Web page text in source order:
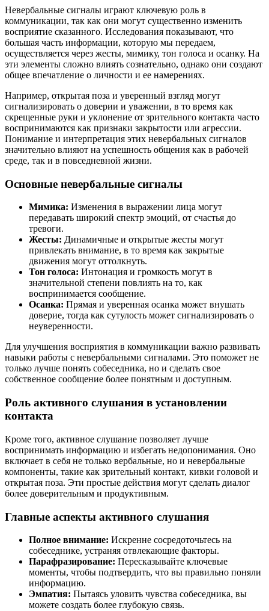
Невербальные сигналы играют ключевую роль в
коммуникации, так как они могут существенно изменить
восприятие сказанного. Исследования показывают, что
большая часть информации, которую мы передаем,
осуществляется через жесты, мимику, тон голоса и осанку. На
эти элементы сложно влиять сознательно, однако они создают
общее впечатление о личности и ее намерениях.
Например, открытая поза и уверенный взгляд могут
сигнализировать о доверии и уважении, в то время как
скрещенные руки и уклонение от зрительного контакта часто
воспринимаются как признаки закрытости или агрессии.
Понимание и интерпретация этих невербальных сигналов
значительно влияют на успешность общения как в рабочей
среде, так и в повседневной жизни.
Основные невербальные сигналы
Мимика: Изменения в выражении лица могут
передавать широкий спектр эмоций, от счастья до
тревоги.
Жесты: Динамичные и открытые жесты могут
привлекать внимание, в то время как закрытые
движения могут оттолкнуть.
Тон голоса: Интонация и громкость могут в
значительной степени повлиять на то, как
воспринимается сообщение.
Осанка: Прямая и уверенная осанка может внушать
доверие, тогда как сутулость может сигнализировать о
неуверенности.
Для улучшения восприятия в коммуникации важно развивать
навыки работы с невербальными сигналами. Это поможет не
только лучше понять собеседника, но и сделать свое
собственное сообщение более понятным и доступным.
Роль активного слушания в установлении
контакта
Кроме того, активное слушание позволяет лучше
воспринимать информацию и избегать недопонимания. Оно
включает в себя не только вербальные, но и невербальные
компоненты, такие как зрительный контакт, кивки головой и
открытая поза. Эти простые действия могут сделать диалог
более доверительным и продуктивным.
Главные аспекты активного слушания
Полное внимание: Искренне сосредоточьтесь на
собеседнике, устраняя отвлекающие факторы.
Парафразирование: Пересказывайте ключевые
моменты, чтобы подтвердить, что вы правильно поняли
информацию.
Эмпатия: Пытаясь уловить чувства собеседника, вы
можете создать более глубокую связь.